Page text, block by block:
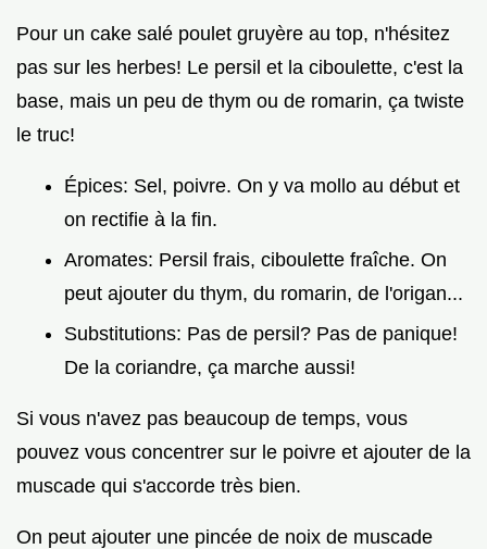
Pour un cake salé poulet gruyère au top, n'hésitez
pas sur les herbes! Le persil et la ciboulette, c'est la
base, mais un peu de thym ou de romarin, ça twiste
le truc!
Épices: Sel, poivre. On y va mollo au début et
on rectifie à la fin.
Aromates: Persil frais, ciboulette fraîche. On
peut ajouter du thym, du romarin, de l'origan...
Substitutions: Pas de persil? Pas de panique!
De la coriandre, ça marche aussi!
Si vous n'avez pas beaucoup de temps, vous
pouvez vous concentrer sur le poivre et ajouter de la
muscade qui s'accorde très bien.
On peut ajouter une pincée de noix de muscade